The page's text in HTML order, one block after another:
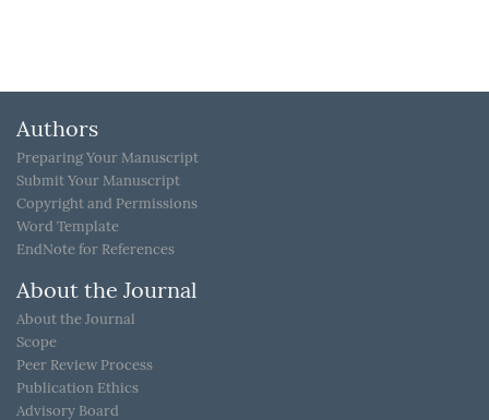
Authors
Preparing Your Manuscript
Submit Your Manuscript
Copyright and Permissions
Word Template
EndNote for References
About the Journal
About the Journal
Scope
Peer Review Process
Publication Ethics
Advisory Board